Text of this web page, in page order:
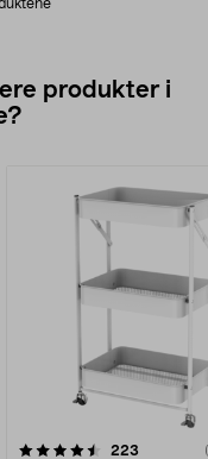
produkter i
223
4.0av 5 stjerner